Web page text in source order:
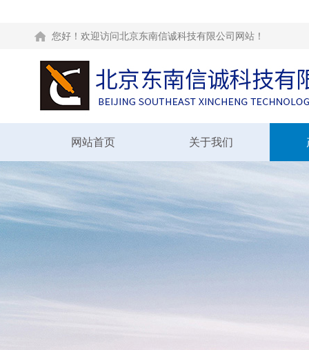
您好！欢迎访问北京东南信诚科技有限公司网站！
网站首页 关于我们